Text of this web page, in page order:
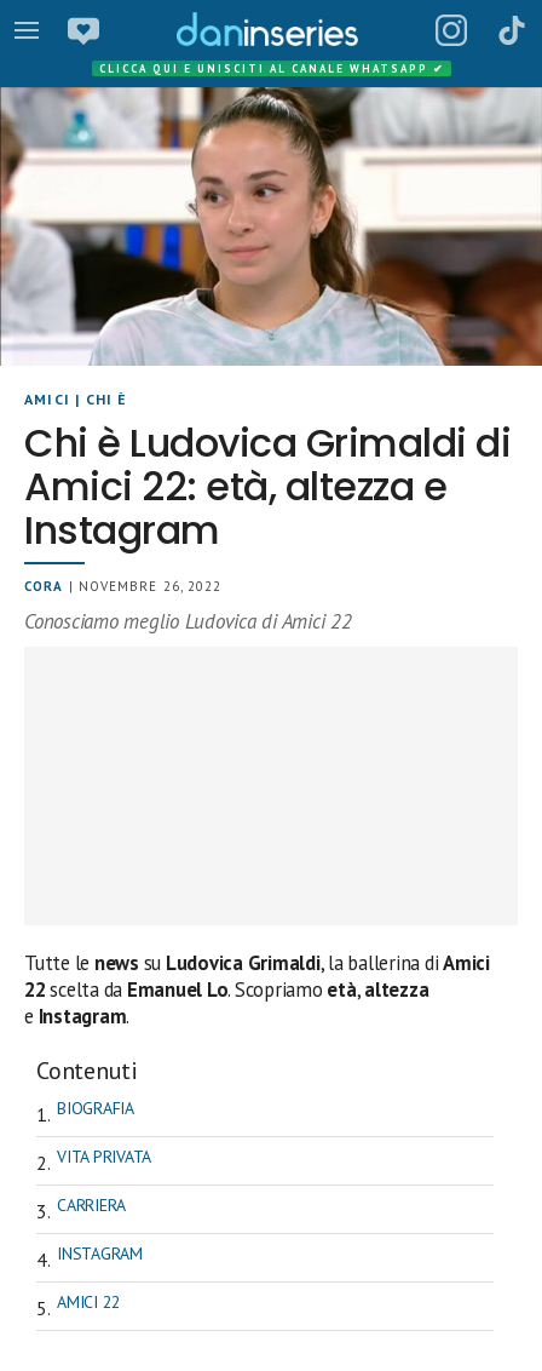
CLICCA QUI E UNISCITI AL CANALE WHATSAPP ✔
AMICI | CHI È
Chi è Ludovica Grimaldi di
Amici 22: età, altezza e
Instagram
CORA | NOVEMBRE 26, 2022
Conosciamo meglio Ludovica di Amici 22
Tutte le news su Ludovica Grimaldi, la ballerina diAmici
22scelta da Emanuel Lo. Scopriamo età,altezza
e Instagram.
Contenuti
BIOGRAFIA
VITA PRIVATA
CARRIERA
INSTAGRAM
AMICI 22